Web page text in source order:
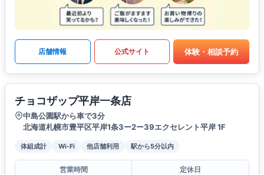
店舗情報 公式サイト 体験・相談予約
チョコザップ平岸一条店
中島公園駅から車で3分
北海道札幌市豊平区平岸1条3ー2ー39エクセレント平岸 1F
体組成計 Wi-Fi 他店舗利用 駅から5分以内
営業時間
定休日